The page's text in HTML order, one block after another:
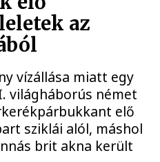
az
vízállása miatt egy
világháborús német
elő
sziklái alól, máshol
brit akna került